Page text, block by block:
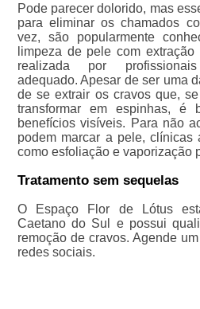
Pode parecer dolorido, mas
para eliminar os chamados
vez, são popularmente
limpeza de pele com
realizada por
adequado. Apesar de ser uma
de se extrair os cravos que,
transformar em espinhas, é
benefícios visíveis. Para não
podem marcar a pele, clínicas
como esfoliação e vaporização
Tratamento sem sequelas
O Espaço Flor de Lótus
Caetano do Sul e possui
remoção de cravos. Agende
redes sociais.